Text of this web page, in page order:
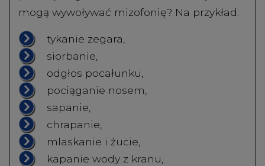
mogą wywoływać mizofonię? Na przykład:
tykanie zegara,
siorbanie,
odgłos pocałunku,
pociąganie nosem,
sapanie,
chrapanie,
mlaskanie i żucie,
kapanie wody z kranu,